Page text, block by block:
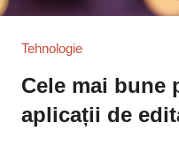
Tehnologie
Cele mai bune
aplicații de